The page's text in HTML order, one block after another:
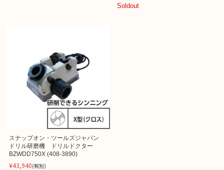
Soldout
スナップオン・ツールズジャパン
ドリル研磨機 ドリルドクター
BZWDD750X (408-3890)
¥43,940(税別)